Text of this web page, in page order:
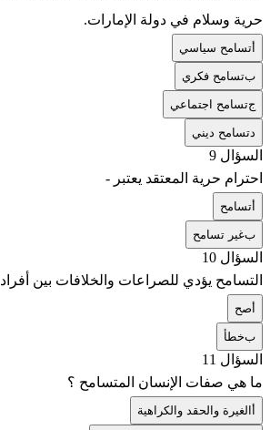
حرية وسلام في دولة الإمارات.
تسامح سياسي
بتسامح فكري
جتسامح اجتماعي
تسامح ديني
السؤال 9
احترام حرية المعتقد يعتبر -
تسامح
بغير تسامح
السؤال 10
التسامح يؤدي للصراعات والخلافات بين أفراد
صح
بخطأ
السؤال 11
ما هي صفات الإنسان المتسامح ؟
الغيرة والحقد والكراهية